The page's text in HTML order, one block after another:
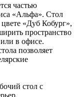
частью
«Альфа». Стол
«Дуб Кобург»,
пространство
в офисе.
позволяет
стол с